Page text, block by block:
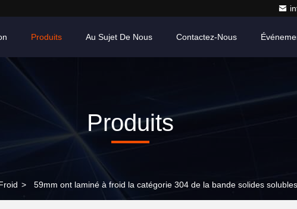
Produits Au Sujet De Nous Contactez-Nous
Produits
> 59mm ont laminé à froid la catégorie 304 de la bande solides